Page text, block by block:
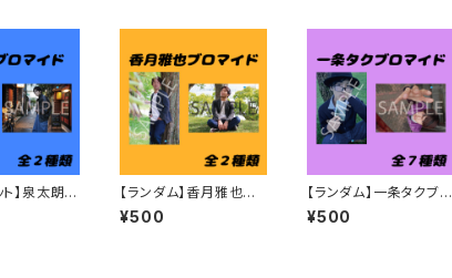
ト】泉太朗ブ
【ランダム】香月雅也ブ
ロマイド
¥500
【ランダム】一条タクブロ
マイド
¥500